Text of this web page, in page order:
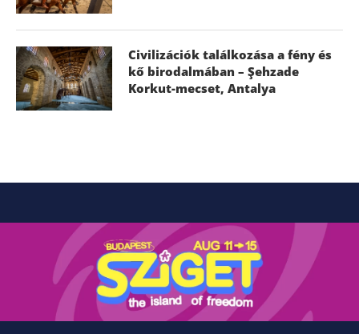
Civilizációk találkozása a fény és
kő birodalmában – Şehzade
Korkut-mecset, Antalya